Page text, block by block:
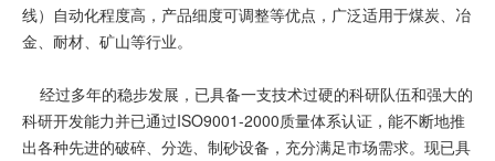
线）自动化程度高，产品细度可调整等优点，广泛适用于煤炭、冶
金、耐材、矿山等行业。
经过多年的稳步发展，已具备一支技术过硬的科研队伍和强大的
科研开发能力并已通过ISO9001-2000质量体系认证，能不断地推
出各种先进的破碎、分选、制砂设备，充分满足市场需求。现已具